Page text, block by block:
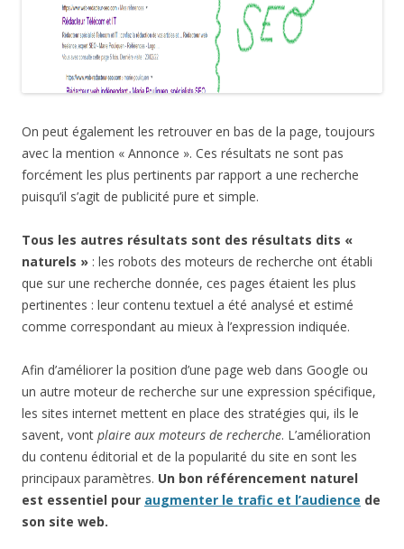
On peut également les retrouver en bas de la page, toujours
avec la mention « Annonce ». Ces résultats ne sont pas
forcément les plus pertinents par rapport a une recherche
puisqu’il s’agit de publicité pure et simple.
Tous les autres résultats sont des résultats dits «
naturels » : les robots des moteurs de recherche ont établi
que sur une recherche donnée, ces pages étaient les plus
pertinentes : leur contenu textuel a été analysé et estimé
comme correspondant au mieux à l’expression indiquée.
Afin d’améliorer la position d’une page web dans Google ou
un autre moteur de recherche sur une expression spécifique,
les sites internet mettent en place des stratégies qui, ils le
savent, vont plaire aux moteurs de recherche. L’amélioration
du contenu éditorial et de la popularité du site en sont les
principaux paramètres. Un bon référencement naturel
est essentiel pour augmenter le trafic et l’audience de
son site web.